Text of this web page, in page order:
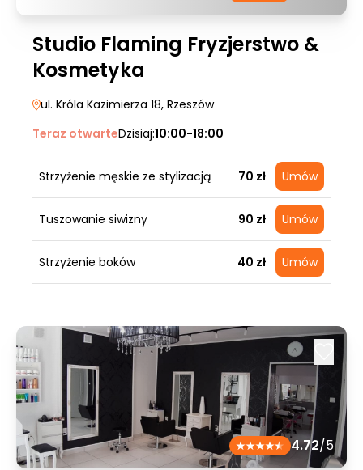
Studio Flaming Fryzjerstwo &
Kosmetyka
ul. Króla Kazimierza 18, Rzeszów
Teraz otwarteDzisiaj:10:00-18:00
Strzyżenie męskie ze stylizacją 70 zł Umów
Tuszowanie siwizny 90 zł Umów
Strzyżenie boków 40 zł Umów
4.72/5